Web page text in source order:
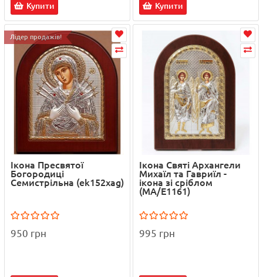
Купити Купити
Лідер продажів!
Ікона Пресвятої
Богородиці
Семистрільна (ek152xag)
950 грн
Ікона Святі Архангели
Михаїл та Гавриїл -
ікона зі сріблом
(MA/E1161)
995 грн